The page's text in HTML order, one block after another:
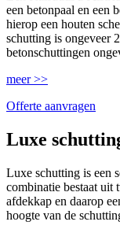
een betonpaal en een
hierop een houten
schutting is ongeveer
betonschuttingen
meer >>
Offerte aanvragen
Luxe
Luxe schutting is een
combinatie bestaat uit
afdekkap en daarop
hoogte van de